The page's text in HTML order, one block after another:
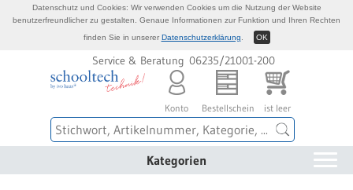
Service & Beratung 06235/21001-200
Konto Bestellschein ist leer
Kategorien
Datenschutz und Cookies: Wir verwenden Cookies um die Nutzung der Website
benutzerfreundlicher zu gestalten. Genaue Informationen zur Funktion und Ihren Rechten
finden Sie in unserer Datenschutzerklärung OK